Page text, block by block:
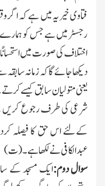
فتاوی خیریہ میں ہے کہ اگر
رجسٹر میں ہے جس کو ہمارے
اختلاف کی صورت میں
دیکھا جائے گا کہ زمانہ
یعنی متولیان سابق کیسے
شرعی کی طرف رجوع
کےلئے اس حق کا فیصلہ
عبدالکافی نے لکھاہے۔(ت)
سوال دوم:ایك مسجد کے